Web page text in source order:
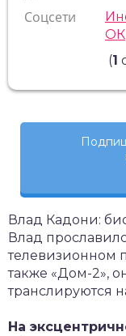
Соцсети
ОК
(1
Влад Кадони:
Влад
телевизионном
также «Дом-2»,
транслируются
На